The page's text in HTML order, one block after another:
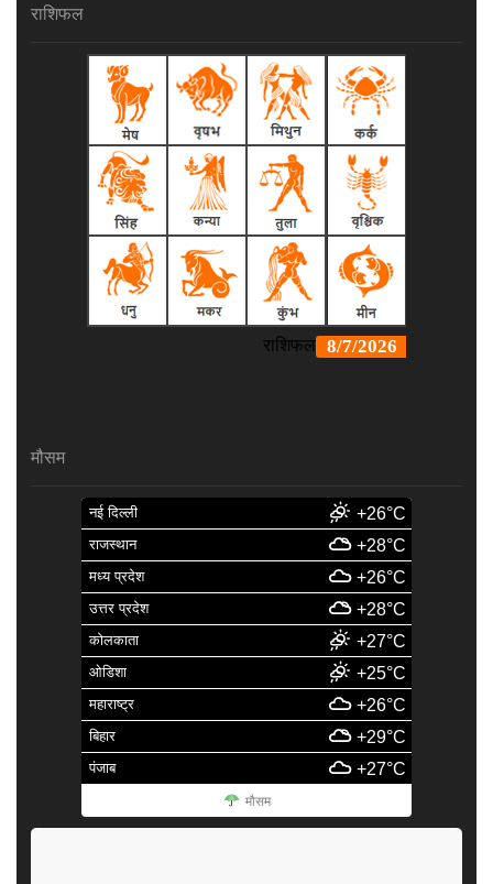
राशिफल
मौसम
नई दिल्ली +26°C
राजस्थान +28°C
मध्य प्रदेश +26°C
उत्तर प्रदेश +28°C
कोलकाता +27°C
ओडिशा +25°C
महाराष्ट्र +26°C
बिहार +29°C
पंजाब +27°C
मौसम